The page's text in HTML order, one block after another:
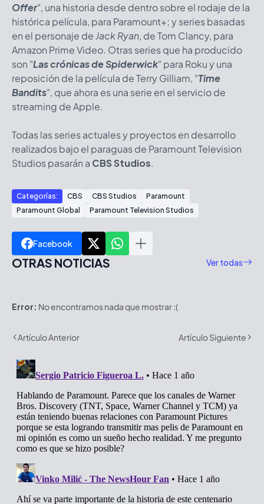
Offer", una historia desde dentro sobre el rodaje de la
histórica película, para Paramount+; y series basadas
en el personaje de Jack Ryan, de Tom Clancy, para
Amazon Prime Video. Otras series que ha producido
son "Las crónicas de Spiderwick" para Roku y una
reposición de la película de Terry Gilliam, "Time
Bandits", que ahora es una serie en el servicio de
streaming de Apple.
Todas las series actuales y proyectos en desarrollo
realizados bajo el paraguas de Paramount Television
Studios pasarán a CBS Studios.
Categorías: CBS CBS Studios
Paramount
Paramount Global
Paramount Television Studios
Facebook
OTRAS NOTICIAS Ver todas
Error: No encontramos nada que mostrar :(
Artículo Anterior Artículo Siguiente